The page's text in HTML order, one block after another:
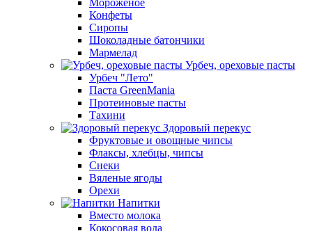
Мороженое
Конфеты
Сиропы
Шоколадные батончики
Мармелад
Урбеч, ореховые пасты
Урбеч "Лето"
Паста GreenMania
Протеиновые пасты
Тахини
Здоровый перекус
Фруктовые и овощные чипсы
Флаксы, хлебцы, чипсы
Снеки
Вяленые ягоды
Орехи
Напитки
Вместо молока
Кокосовая вода